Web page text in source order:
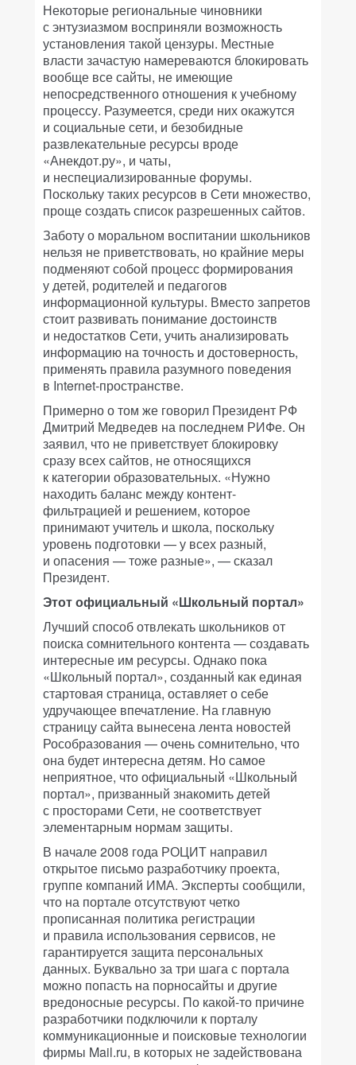
Некоторые региональные чиновники
с энтузиазмом восприняли возможность
установления такой цензуры. Местные
власти зачастую намереваются блокировать
вообще все сайты, не имеющие
непосредственного отношения к учебному
процессу. Разумеется, среди них окажутся
и социальные сети, и безобидные
развлекательные ресурсы вроде
«Анекдот.ру», и чаты,
и неспециализированные форумы.
Поскольку таких ресурсов в Сети множество,
проще создать список разрешенных сайтов.
Заботу о моральном воспитании школьников
нельзя не приветствовать, но крайние меры
подменяют собой процесс формирования
у детей, родителей и педагогов
информационной культуры. Вместо запретов
стоит развивать понимание достоинств
и недостатков Сети, учить анализировать
информацию на точность и достоверность,
применять правила разумного поведения
в Internet-пространстве.
Примерно о том же говорил Президент РФ
Дмитрий Медведев на последнем РИФе. Он
заявил, что не приветствует блокировку
сразу всех сайтов, не относящихся
к категории образовательных. «Нужно
находить баланс между контент-
фильтрацией и решением, которое
принимают учитель и школа, поскольку
уровень подготовки — у всех разный,
и опасения — тоже разные», — сказал
Президент.
Этот официальный «Школьный портал»
Лучший способ отвлекать школьников от
поиска сомнительного контента — создавать
интересные им ресурсы. Однако пока
«Школьный портал», созданный как единая
стартовая страница, оставляет о себе
удручающее впечатление. На главную
страницу сайта вынесена лента новостей
Рособразования — очень сомнительно, что
она будет интересна детям. Но самое
неприятное, что официальный «Школьный
портал», призванный знакомить детей
с просторами Сети, не соответствует
элементарным нормам защиты.
В начале 2008 года РОЦИТ направил
открытое письмо разработчику проекта,
группе компаний ИМА. Эксперты сообщили,
что на портале отсутствуют четко
прописанная политика регистрации
и правила использования сервисов, не
гарантируется защита персональных
данных. Буквально за три шага с портала
можно попасть на порносайты и другие
вредоносные ресурсы. По какой-то причине
разработчики подключили к порталу
коммуникационные и поисковые технологии
фирмы Mail.ru, в которых не задействована